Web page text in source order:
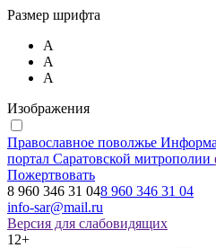
Размер шрифта
А
А
А
Изображения
Православное поволжье
портал Саратовской митрополии
Пожертвовать
8 960 346 31 048 960 346 31 04
info-sar@mail.ru
Версия для слабовидящих
12+